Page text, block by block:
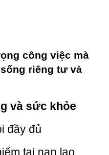
công việc mà
riêng tư và
và sức khỏe
đầy đủ
tai nạn lao